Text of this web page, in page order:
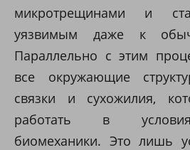
микротрещинами и
уязвимым даже к
Параллельно с этим
все окружающие
связки и сухожилия,
работать в
биомеханики. Это лишь